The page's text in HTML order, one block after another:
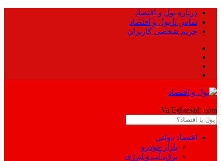
درباره پول و اقتصاد
تماس با پول و اقتصاد
حریم شخصی کاربران
Va Eghtesad .com
اقتصاد دولتی
بازار خودرو
برق، آب و انرژی